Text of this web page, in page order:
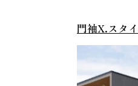
門袖X.スタ